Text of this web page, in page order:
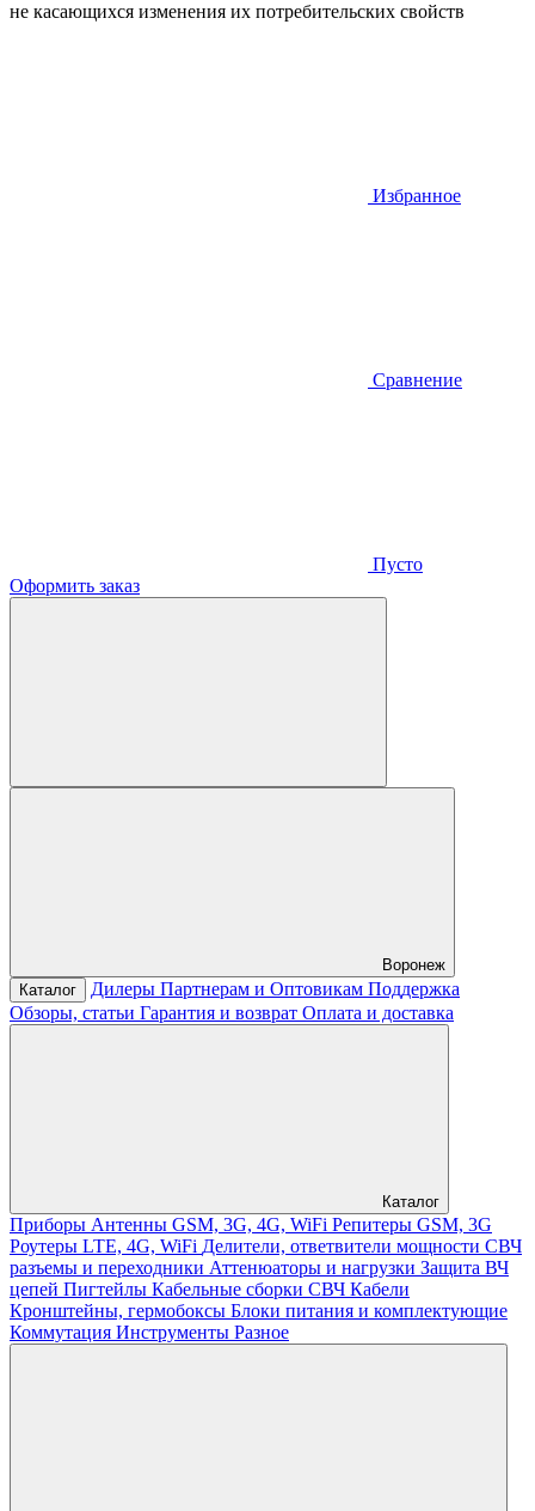
не касающихся изменения их потребительских свойств
Избранное
Сравнение
Пусто
Оформить заказ
Воронеж
Каталог
Дилеры Партнерам и Оптовикам Поддержка
Обзоры, статьи Гарантия и возврат Оплата и доставка
Каталог
Приборы Антенны GSM, 3G, 4G, WiFi Репитеры GSM, 3G
Роутеры LTE, 4G, WiFi Делители, ответвители мощности СВЧ
разъемы и переходники Аттенюаторы и нагрузки Защита ВЧ
цепей Пигтейлы Кабельные сборки СВЧ Кабели
Кронштейны, гермобоксы Блоки питания и комплектующие
Коммутация Инструменты Разное